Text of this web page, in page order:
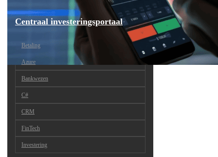
Centraal investeringsportaal
Betaling
Azure
Bankwezen
C#
CRM
FinTech
Investering